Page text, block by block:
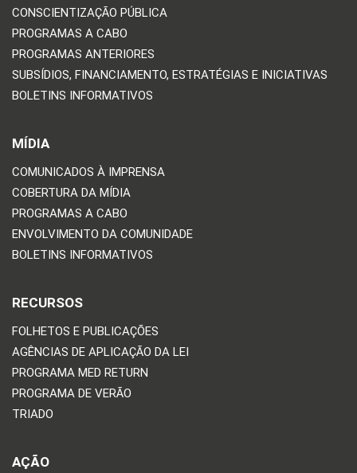
CONSCIENTIZAÇÃO PÚBLICA
PROGRAMAS A CABO
PROGRAMAS ANTERIORES
SUBSÍDIOS, FINANCIAMENTO, ESTRATÉGIAS E INICIATIVAS
BOLETINS INFORMATIVOS
MÍDIA
COMUNICADOS À IMPRENSA
COBERTURA DA MÍDIA
PROGRAMAS A CABO
ENVOLVIMENTO DA COMUNIDADE
BOLETINS INFORMATIVOS
RECURSOS
FOLHETOS E PUBLICAÇÕES
AGÊNCIAS DE APLICAÇÃO DA LEI
PROGRAMA MED RETURN
PROGRAMA DE VERÃO
TRIADO
AÇÃO